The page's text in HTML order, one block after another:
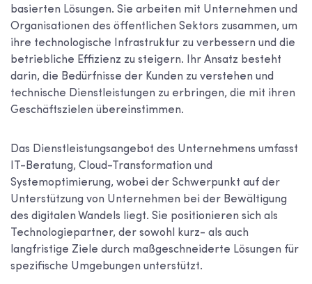
basierten Lösungen. Sie arbeiten mit Unternehmen und
Organisationen des öffentlichen Sektors zusammen, um
ihre technologische Infrastruktur zu verbessern und die
betriebliche Effizienz zu steigern. Ihr Ansatz besteht
darin, die Bedürfnisse der Kunden zu verstehen und
technische Dienstleistungen zu erbringen, die mit ihren
Geschäftszielen übereinstimmen.
Das Dienstleistungsangebot des Unternehmens umfasst
IT-Beratung, Cloud-Transformation und
Systemoptimierung, wobei der Schwerpunkt auf der
Unterstützung von Unternehmen bei der Bewältigung
des digitalen Wandels liegt. Sie positionieren sich als
Technologiepartner, der sowohl kurz- als auch
langfristige Ziele durch maßgeschneiderte Lösungen für
spezifische Umgebungen unterstützt.